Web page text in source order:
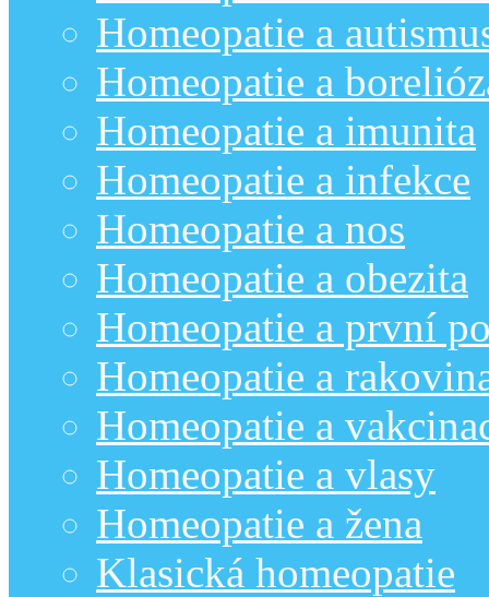
Homeopatie a
Homeopatie a
Homeopatie a imunita
Homeopatie a infekce
Homeopatie a nos
Homeopatie a obezita
Homeopatie a první
Homeopatie a
Homeopatie a
Homeopatie a vlasy
Homeopatie a žena
Klasická homeopatie